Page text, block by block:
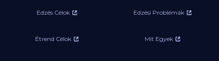
Edzés Célok Edzési Problémák
Étrend Célok Mit Egyek